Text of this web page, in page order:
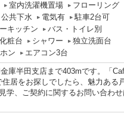
室内洗濯機置場
フローリング
公共下水 電気有
駐車2台可
キッチン
バス・トイレ別
粧台 シャワー
独立洗面台
ン エアコン3台
金庫半田支店まで403mです。「
居をお探しでしたら、魅力ある
学、ご契約に関するお問い合わせ